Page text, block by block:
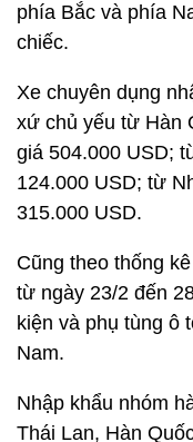
phía Bắc và phía
chiếc.
Xe chuyên dụng
xứ chủ yếu từ Hàn
giá 504.000 USD;
124.000 USD; từ
315.000 USD.
Cũng theo thống
từ ngày 23/2 đến
kiện và phụ tùng ô
Nam.
Nhập khẩu nhóm
Thái Lan, Hàn